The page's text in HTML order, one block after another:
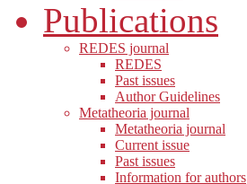
Publications
REDES journal
REDES
Past issues
Author Guidelines
Metatheoria journal
Metatheoria journal
Current issue
Past issues
Information for authors